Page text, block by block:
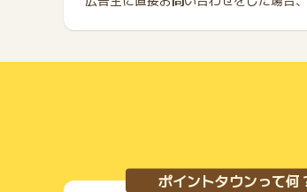
ポイントタウンって何